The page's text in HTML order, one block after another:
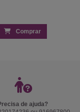
Comprar
de ajuda?